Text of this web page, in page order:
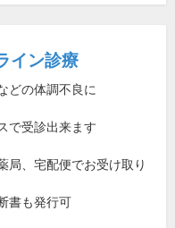
イン診療
どの体調不良に
で受診出来ます
局、宅配便でお受け取り
書も発行可